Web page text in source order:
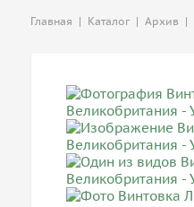
Главная | Каталог | Архив |